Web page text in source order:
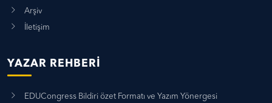
Arşiv
İletişim
YAZAR REHBERI
EDUCongress Bildiri özet Formatı ve Yazım Yönergesi